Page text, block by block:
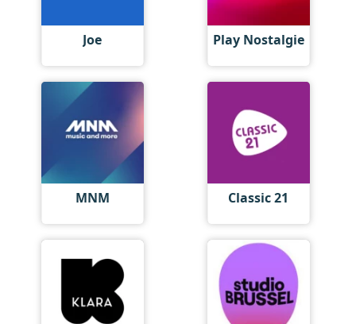
Joe Play Nostalgie
MNM Classic 21